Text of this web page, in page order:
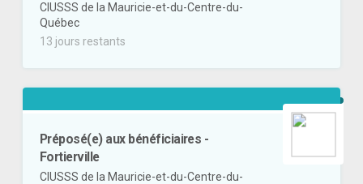
CIUSSS de la Mauricie-et-du-Centre-du-
Québec
13 jours restants
Préposé(e) aux bénéficiaires -
Fortierville
CIUSSS de la Mauricie-et-du-Centre-du-